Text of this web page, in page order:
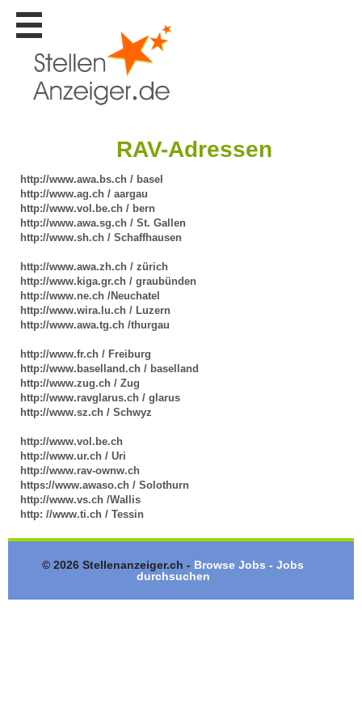
Stellen
finden
Stellen
inserieren
WERBUNG
publizieren
JOB-
App's
Lehrstellen
finden
Lehrstellen
gratis
inserieren
RAV-Adressen
http://www.awa.bs.ch / basel
http://www.ag.ch / aargau
http://www.vol.be.ch / bern
http://www.awa.sg.ch / St. Gallen
http://www.sh.ch / Schaffhausen
http://www.awa.zh.ch / zürich
http://www.kiga.gr.ch / graubünden
http://www.ne.ch /Neuchatel
http://www.wira.lu.ch / Luzern
http://www.awa.tg.ch /thurgau
http://www.fr.ch / Freiburg
http://www.baselland.ch / baselland
http://www.zug.ch / Zug
http://www.ravglarus.ch / glarus
http://www.sz.ch / Schwyz
http://www.vol.be.ch
http://www.ur.ch / Uri
http://www.rav-ownw.ch
https://www.awaso.ch / Solothurn
http://www.vs.ch /Wallis
http: //www.ti.ch / Tessin
© 2026 Stellenanzeiger.ch - Browse Jobs - Jobs
durchsuchen